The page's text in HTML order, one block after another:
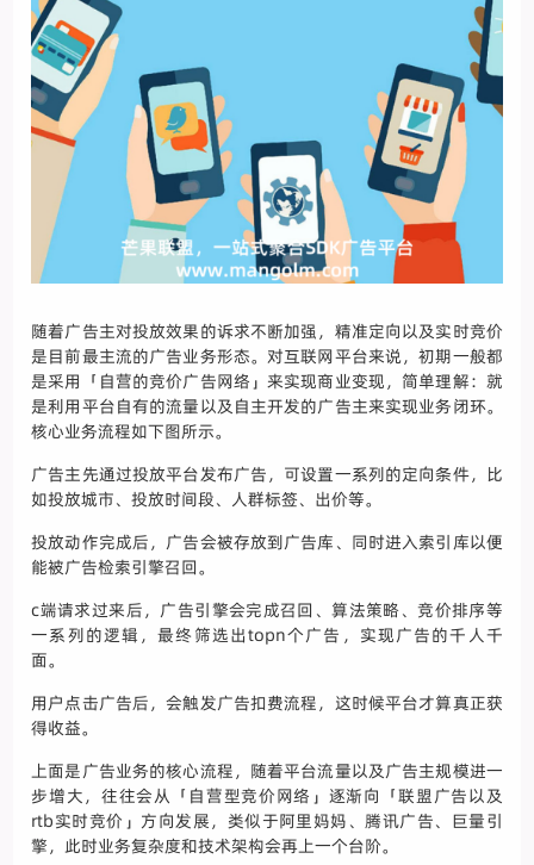
随着广告主对投放效果的诉求不断加强，精准定向以及实时竞价
是目前最主流的广告业务形态。对互联网平台来说，初期一般都
是采用「自营的竞价广告网络」来实现商业变现，简单理解：就
是利用平台自有的流量以及自主开发的广告主来实现业务闭环。
核心业务流程如下图所示。
广告主先通过投放平台发布广告，可设置一系列的定向条件，比
如投放城市、投放时间段、人群标签、出价等。
投放动作完成后，广告会被存放到广告库、同时进入索引库以便
能被广告检索引擎召回。
c端请求过来后，广告引擎会完成召回、算法策略、竞价排序等
一系列的逻辑，最终筛选出topn个广告，实现广告的千人千
面。
用户点击广告后，会触发广告扣费流程，这时候平台才算真正获
得收益。
上面是广告业务的核心流程，随着平台流量以及广告主规模进一
步增大，往往会从「自营型竞价网络」逐渐向「联盟广告以及
rtb实时竞价」方向发展，类似于阿里妈妈、腾讯广告、巨量引
擎，此时业务复杂度和技术架构会再上一个台阶。